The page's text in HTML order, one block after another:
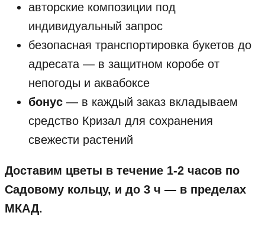
авторские композиции под
индивидуальный запрос
безопасная транспортировка букетов до
адресата — в защитном коробе от
непогоды и аквабоксе
бонус — в каждый заказ вкладываем
средство Кризал для сохранения
свежести растений
Доставим цветы в течение 1-2 часов по
Садовому кольцу, и до 3 ч — в пределах
МКАД.